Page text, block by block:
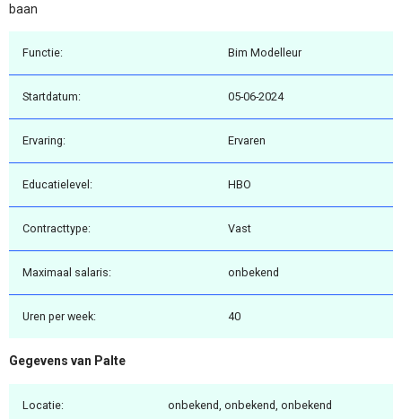
baan
Functie: Bim Modelleur
Startdatum: 05-06-2024
Ervaring: Ervaren
Educatielevel: HBO
Contracttype: Vast
Maximaal salaris: onbekend
Uren per week: 40
Gegevens van Palte
Locatie: onbekend, onbekend, onbekend